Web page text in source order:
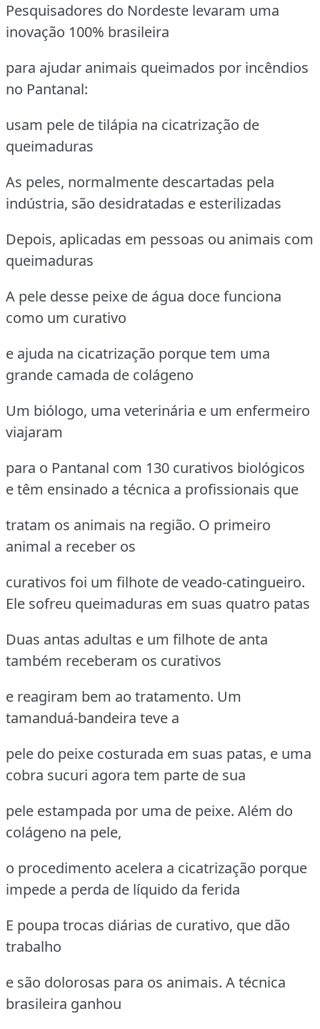
Pesquisadores do Nordeste levaram uma
inovação 100% brasileira
para ajudar animais queimados por incêndios
no Pantanal:
usam pele de tilápia na cicatrização de
queimaduras
As peles, normalmente descartadas pela
indústria, são desidratadas e esterilizadas
Depois, aplicadas em pessoas ou animais com
queimaduras
A pele desse peixe de água doce funciona
como um curativo
e ajuda na cicatrização porque tem uma
grande camada de colágeno
Um biólogo, uma veterinária e um enfermeiro
viajaram
para o Pantanal com 130 curativos biológicos
e têm ensinado a técnica a profissionais que
tratam os animais na região. O primeiro
animal a receber os
curativos foi um filhote de veado-catingueiro.
Ele sofreu queimaduras em suas quatro patas
Duas antas adultas e um filhote de anta
também receberam os curativos
e reagiram bem ao tratamento. Um
tamanduá-bandeira teve a
pele do peixe costurada em suas patas, e uma
cobra sucuri agora tem parte de sua
pele estampada por uma de peixe. Além do
colágeno na pele,
o procedimento acelera a cicatrização porque
impede a perda de líquido da ferida
E poupa trocas diárias de curativo, que dão
trabalho
e são dolorosas para os animais. A técnica
brasileira ganhou